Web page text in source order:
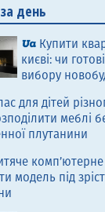
день
Купити
києві: чи
вибору
для дітей
меблі
плутанини
комп’ютерне
модель під